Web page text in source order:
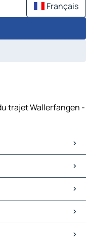
Français
trajet Wallerfangen -